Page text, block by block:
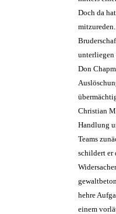
Doch da
unterliegen
Don
Christian
Handlung
Teams
schildert er
hehre
einem